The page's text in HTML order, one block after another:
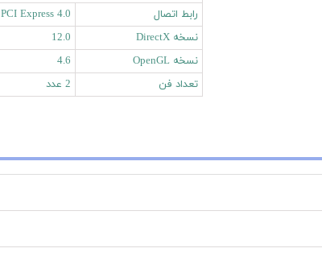
رابط اتصال
PCI Express 4.0
نسخه DirectX
12.0
نسخه OpenGL
4.6
تعداد فن
2 عدد